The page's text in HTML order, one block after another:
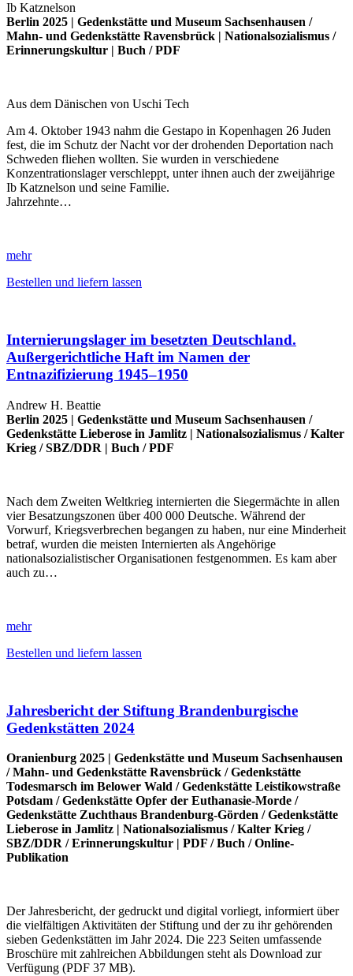
Ib Katznelson
Berlin 2025 | Gedenkstätte und Museum Sachsenhausen /
Mahn- und Gedenkstätte Ravensbrück | Nationalsozialismus /
Erinnerungskultur | Buch /PDF
Aus dem Dänischen von Uschi Tech
Am 4. Oktober 1943 nahm die Gestapo in Kopenhagen 26 Juden
fest, die im Schutz der Nacht vor der drohenden Deportation nach
Schweden fliehen wollten. Sie wurden in verschiedene
Konzentrationslager verschleppt, unter ihnen auch der zweijährige
Ib Katznelson und seine Familie.
Jahrzehnte…
mehr
Bestellen und liefern lassen
Internierungslager im besetzten Deutschland.
Außergerichtliche Haft im Namen der
Entnazifizierung 1945–1950
Andrew H. Beattie
Berlin 2025 | Gedenkstätte und Museum Sachsenhausen /
Gedenkstätte Lieberose in Jamlitz | Nationalsozialismus /Kalter
Krieg /SBZ/DDR | Buch /PDF
Nach dem Zweiten Weltkrieg internierten die Siegermächte in allen
vier Besatzungszonen über 400 000 Deutsche. Während der
Vorwurf, Kriegsverbrechen begangen zu haben, nur eine Minderheit
betraf, wurden die meisten Internierten als Angehörige
nationalsozialistischer Organisationen festgenommen. Es kam aber
auch zu…
mehr
Bestellen und liefern lassen
Jahresbericht der Stiftung Brandenburgische
Gedenkstätten 2024
Oranienburg 2025 | Gedenkstätte und Museum Sachsenhausen
/Mahn- und Gedenkstätte Ravensbrück /Gedenkstätte
Todesmarsch im Belower Wald /Gedenkstätte Leistikowstraße
Potsdam /Gedenkstätte Opfer der Euthanasie-Morde /
Gedenkstätte Zuchthaus Brandenburg-Görden /Gedenkstätte
Lieberose in Jamlitz | Nationalsozialismus /Kalter Krieg /
SBZ/DDR /Erinnerungskultur | PDF /Buch /Online-
Publikation
Der Jahresbericht, der gedruckt und digital vorliegt, informiert über
die vielfältigen Aktivitäten der Stiftung und der zu ihr gehörenden
sieben Gedenkstätten im Jahr 2024. Die 223 Seiten umfassende
Broschüre mit zahlreichen Abbildungen steht als Download zur
Verfügung (PDF 37 MB).